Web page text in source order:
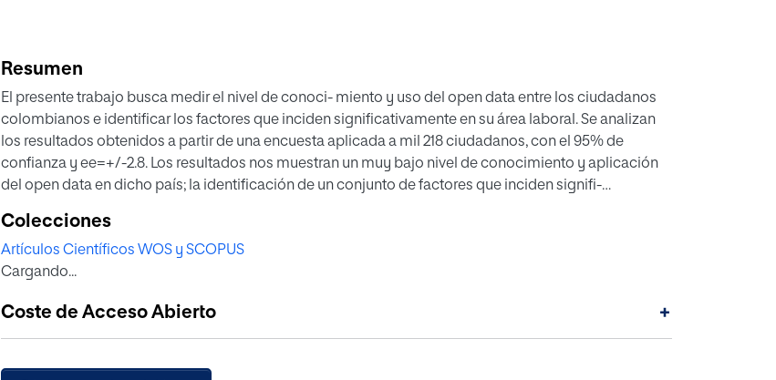
Resumen
El presente trabajo busca medir el nivel de conoci- miento y uso del open data entre los ciudadanos
colombianos e identificar los factores que inciden significativamente en su área laboral. Se analizan
los resultados obtenidos a partir de una encuesta aplicada a mil 218 ciudadanos, con el 95% de
confianza y ee=+/-2.8. Los resultados nos muestran un muy bajo nivel de conocimiento y aplicación
del open data en dicho país; la identificación de un conjunto de factores que inciden signifi-
la necesaria participación de los actores sociales públicos y privados colombianos para aumentar el
impacto del movimiento Open Data.
Colecciones
Artículos Científicos WOS y SCOPUS
Cargando...
Coste de Acceso Abierto +